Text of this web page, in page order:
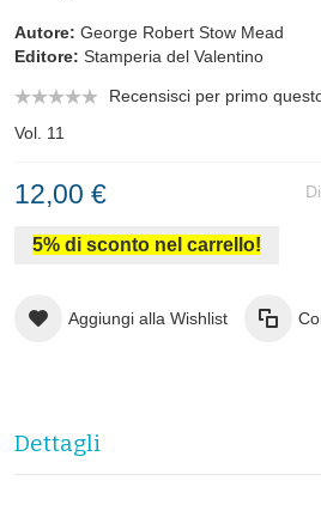
Autore: George Robert Stow Mead
Editore: Stamperia del Valentino
Recensisci per primo
Vol. 11
12,00 €
5% di sconto nel carrello!
Aggiungi alla Wishlist
Dettagli